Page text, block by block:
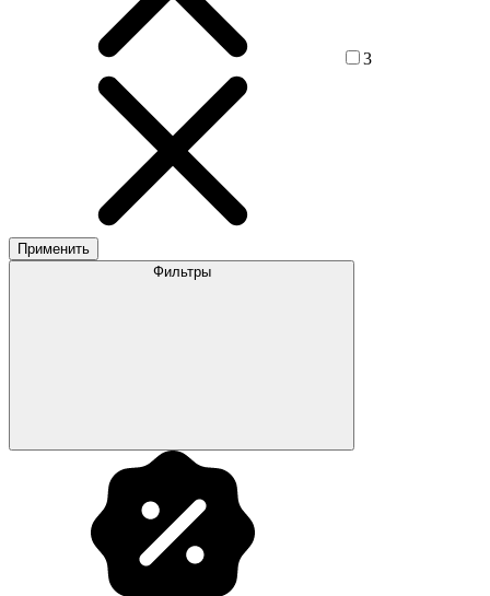
3
Применить
Фильтры